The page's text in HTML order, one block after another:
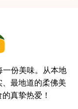
一份美味。从本地
最地道的柔佛美
真挚热爱！